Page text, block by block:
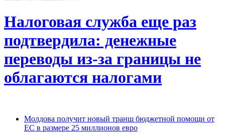
Налоговая служба еще раз
подтвердила: денежные
переводы из-за границы не
облагаются налогами
Молдова получит новый транш бюджетной помощи от
ЕС в размере 25 миллионов евро